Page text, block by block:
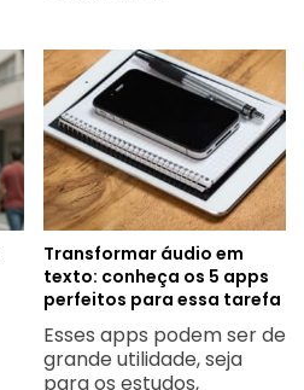
Transformar áudio em
texto: conheça os 5 apps
perfeitos para essa tarefa
Esses apps podem ser de
grande utilidade, seja
para os estudos,